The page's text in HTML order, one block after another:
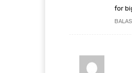
for
BALAS